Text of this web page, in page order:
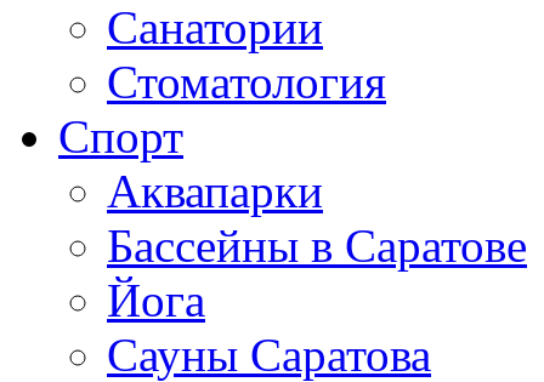
Санатории
Стоматология
Спорт
Аквапарки
Бассейны в Саратове
Йога
Сауны Саратова